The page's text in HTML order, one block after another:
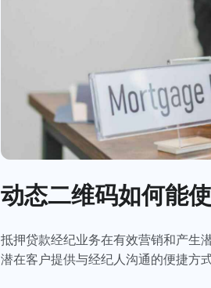
动态二维码如何能
抵押贷款经纪业务在有效营销和产生
潜在客户提供与经纪人沟通的便捷方